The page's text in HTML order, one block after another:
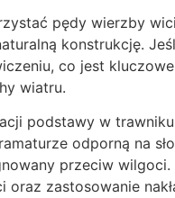
pędy wierzby
konstrukcję.
co jest
wiatru.
podstawy w
odporną na
przeciw wilgoci.
zastosowanie